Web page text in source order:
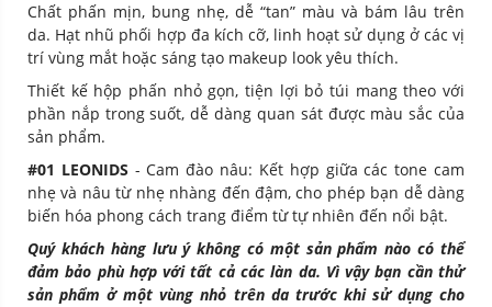
Chất phấn mịn, bung nhẹ, dễ “tan” màu và bám lâu trên
da. Hạt nhũ phối hợp đa kích cỡ, linh hoạt sử dụng ở các vị
trí vùng mắt hoặc sáng tạo makeup look yêu thích.
Thiết kế hộp phấn nhỏ gọn, tiện lợi bỏ túi mang theo với
phần nắp trong suốt, dễ dàng quan sát được màu sắc của
sản phẩm.
#01 LEONIDS - Cam đào nâu: Kết hợp giữa các tone cam
nhẹ và nâu từ nhẹ nhàng đến đậm, cho phép bạn dễ dàng
biến hóa phong cách trang điểm từ tự nhiên đến nổi bật.
Quý khách hàng lưu ý không có một sản phẩm nào có thể
đảm bảo phù hợp với tất cả các làn da. Vì vậy bạn cần thử
sản phẩm ở một vùng nhỏ trên da trước khi sử dụng cho